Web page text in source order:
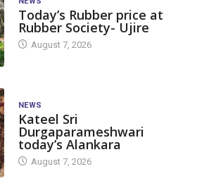
Today’s Rubber price at
Rubber Society- Ujire
August 7, 2026
NEWS
Kateel Sri
Durgaparameshwari
today’s Alankara
August 7, 2026